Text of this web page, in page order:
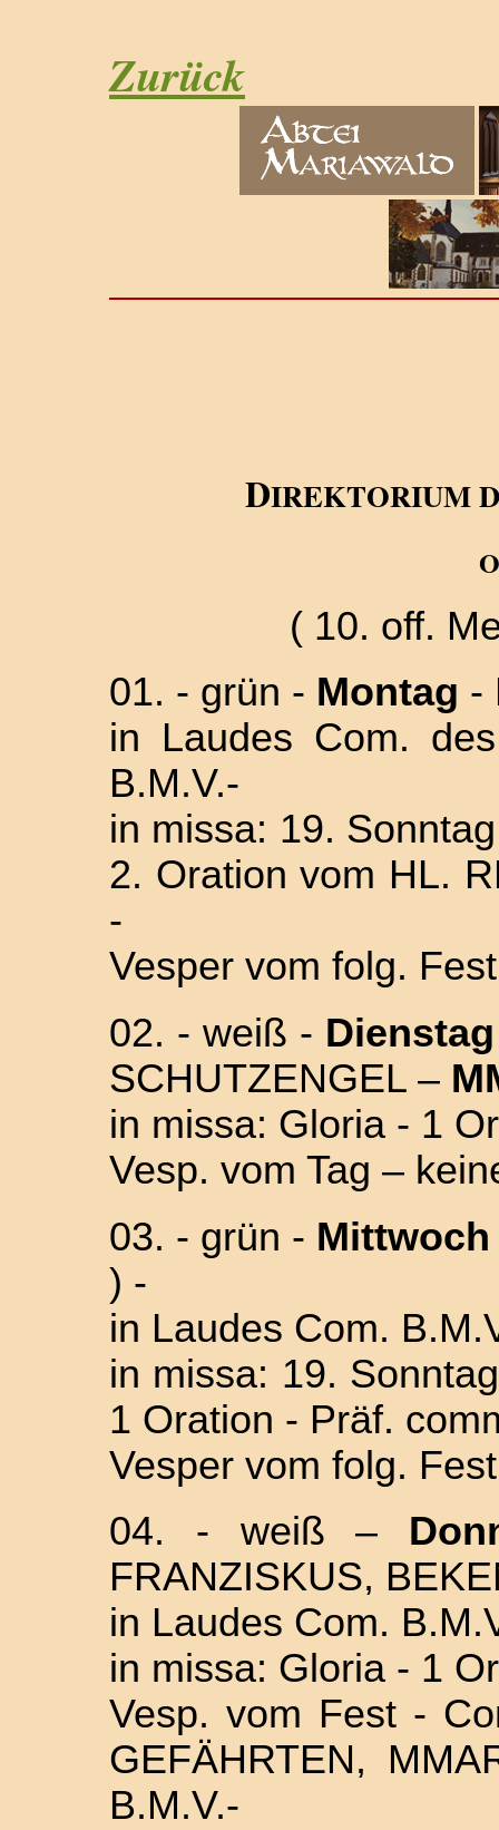
Zurück
DIREKTORIUM
O
( 10. off.
01. - grün - Montag -
in Laudes Com.
B.M.V.-
in missa: 19.
2. Oration vom HL.
-
Vesper vom folg.
02. - weiß -
SCHUTZENGEL –
in missa: Gloria - 1
Vesp. vom Tag –
03. - grün - Mittwoch
) -
in Laudes Com.
in missa: 19.
1 Oration - Präf.
Vesper vom folg.
04. - weiß –
FRANZISKUS,
in Laudes Com.
in missa: Gloria - 1
Vesp. vom Fest -
GEFÄHRTEN,
B.M.V.-